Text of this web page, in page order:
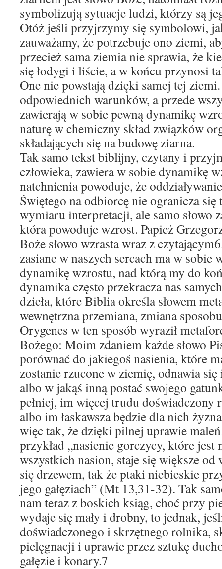
symbolizują sytuacje ludzi, którzy są
Otóż jeśli przyjrzymy się symbolowi,
zauważamy, że potrzebuje ono ziemi,
przecież sama ziemia nie sprawia, że
się łodygi i liście, a w końcu przynosi
One nie powstają dzięki samej tej
odpowiednich warunków, a przede
zawierają w sobie pewną dynamikę
naturę w chemiczny skład związków
składających się na budowę ziarna.
Tak samo tekst biblijny, czytany i
człowieka, zawiera w sobie dynamikę
natchnienia powoduje, że
Świętego na odbiorcę nie ogranicza
wymiaru interpretacji, ale samo słowo
która powoduje wzrost. Papież
Boże słowo wzrasta wraz z
zasiane w naszych sercach ma w sobie
dynamikę wzrostu, nad którą my do
dynamika często przekracza nas
dzieła, które Biblia określa słowem
wewnętrzna przemiana, zmiana
Orygenes w ten sposób wyraził
Bożego: Moim zdaniem każde słowo
porównać do jakiegoś nasienia, które
zostanie rzucone w ziemię, odnawia
albo w jakąś inną postać swojego
pełniej, im więcej trudu doświadczony
albo im łaskawsza będzie dla nich
więc tak, że dzięki pilnej uprawie
przykład „nasienie gorczycy, które jest
wszystkich nasion, staje się większe
się drzewem, tak że ptaki niebieskie
jego gałęziach” (Mt 13,31-32). Tak
nam teraz z boskich ksiąg, choć przy
wydaje się mały i drobny, to jednak,
doświadczonego i skrzętnego rolnika,
pielęgnacji i uprawie przez sztukę
gałęzie i konary.7